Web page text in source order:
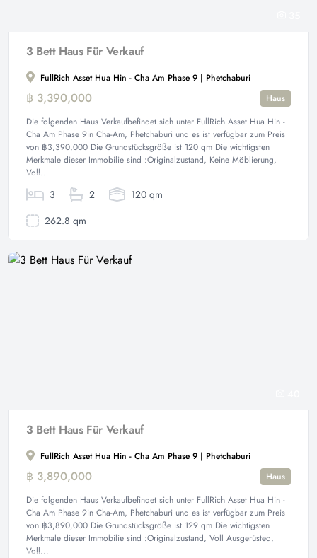
3 Bett Haus Für Verkauf
FullRich Asset Hua Hin - Cha Am Phase 9 | Phetchaburi
฿ 3,390,000
Haus
Die folgenden Haus Verkaufbefindet sich unter FullRich Asset Hua Hin -
Cha Am Phase 9in Cha-Am, Phetchaburi und es ist verfügbar zum Preis
von ฿3,390,000 Die Grundstücksgröße ist 120 qm Die wichtigsten
Merkmale dieser Immobilie sind :Originalzustand, Keine Möblierung,
Voll...
3 2
120 qm
262.8 qm
3 Bett Haus Für Verkauf
FullRich Asset Hua Hin - Cha Am Phase 9 | Phetchaburi
฿ 3,890,000
Haus
Die folgenden Haus Verkaufbefindet sich unter FullRich Asset Hua Hin -
Cha Am Phase 9in Cha-Am, Phetchaburi und es ist verfügbar zum Preis
von ฿3,890,000 Die Grundstücksgröße ist 129 qm Die wichtigsten
Merkmale dieser Immobilie sind :Originalzustand, Voll Ausgerüsted,
Voll...